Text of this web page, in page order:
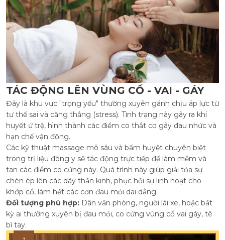
TÁC ĐỘNG LÊN VÙNG CỔ - VAI - GÁY
Đây là khu vực "trọng yếu" thường xuyên gánh chịu áp lực từ
tư thế sai và căng thẳng (stress). Tình trạng này gây ra khí
huyết ứ trệ, hình thành các điểm co thắt cơ gây đau nhức và
hạn chế vận động.
Các kỹ thuật massage mô sâu và bấm huyệt chuyên biệt
trong trị liệu đông y sẽ tác động trực tiếp để làm mềm và
tan các điểm co cứng này. Quá trình này giúp giải tỏa sự
chèn ép lên các dây thần kinh, phục hồi sự linh hoạt cho
khớp cổ, làm hết các cơn đau mỏi dai dẳng.
Đối tượng phù hợp: Dân văn phòng, người lái xe, hoặc bất
kỳ ai thường xuyên bị đau mỏi, co cứng vùng cổ vai gáy, tê
bì tay.